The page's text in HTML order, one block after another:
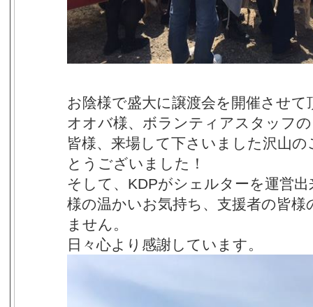
お陰様で盛大に譲渡会を開催させ
オオバ様、ボランティアスタッフ
皆様、来場して下さいました沢山
とうございました！
そして、KDPがシェルターを運営
様の温かいお気持ち、支援者の皆
ません。
日々心より感謝しています。